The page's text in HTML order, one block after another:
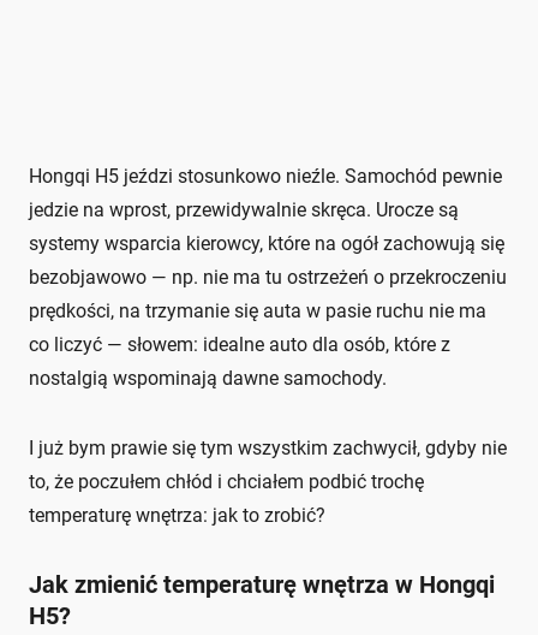
Hongqi H5 jeździ stosunkowo nieźle. Samochód pewnie
jedzie na wprost, przewidywalnie skręca. Urocze są
systemy wsparcia kierowcy, które na ogół zachowują się
bezobjawowo — np. nie ma tu ostrzeżeń o przekroczeniu
prędkości, na trzymanie się auta w pasie ruchu nie ma
co liczyć — słowem: idealne auto dla osób, które z
nostalgią wspominają dawne samochody.
I już bym prawie się tym wszystkim zachwycił, gdyby nie
to, że poczułem chłód i chciałem podbić trochę
temperaturę wnętrza: jak to zrobić?
Jak zmienić temperaturę wnętrza w Hongqi
H5?